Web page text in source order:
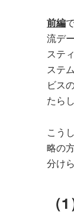
前編
流デ
ステ
ステ
ビス
たら
こう
略の
分け
（